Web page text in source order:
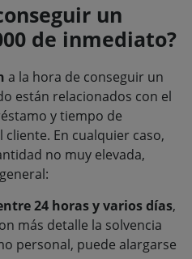
un
de inmediato?
a la hora de conseguir un
están relacionados con el
y tiempo de
En cualquier caso,
no muy elevada,
24 horas y varios días,
más detalle la solvencia
personal, puede alargarse